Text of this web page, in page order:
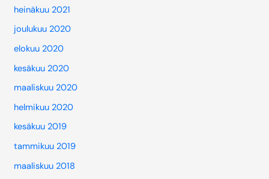
heinäkuu 2021
joulukuu 2020
elokuu 2020
kesäkuu 2020
maaliskuu 2020
helmikuu 2020
kesäkuu 2019
tammikuu 2019
maaliskuu 2018